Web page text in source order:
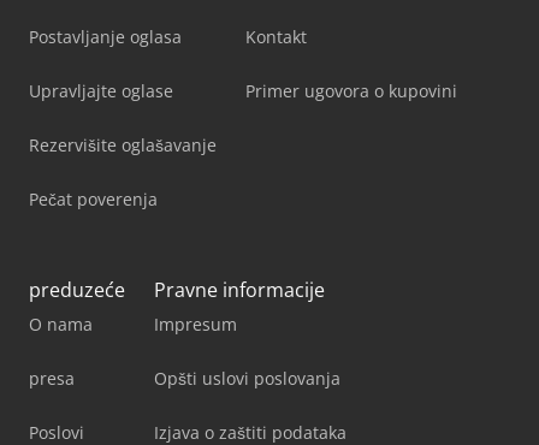
Postavljanje oglasa
Upravljajte oglase
Rezervišite oglašavanje
Pečat poverenja
Kontakt
Primer ugovora o kupovini
preduzeće
O nama
presa
Poslovi
Pravne informacije
Impresum
Opšti uslovi poslovanja
Izjava o zaštiti podataka